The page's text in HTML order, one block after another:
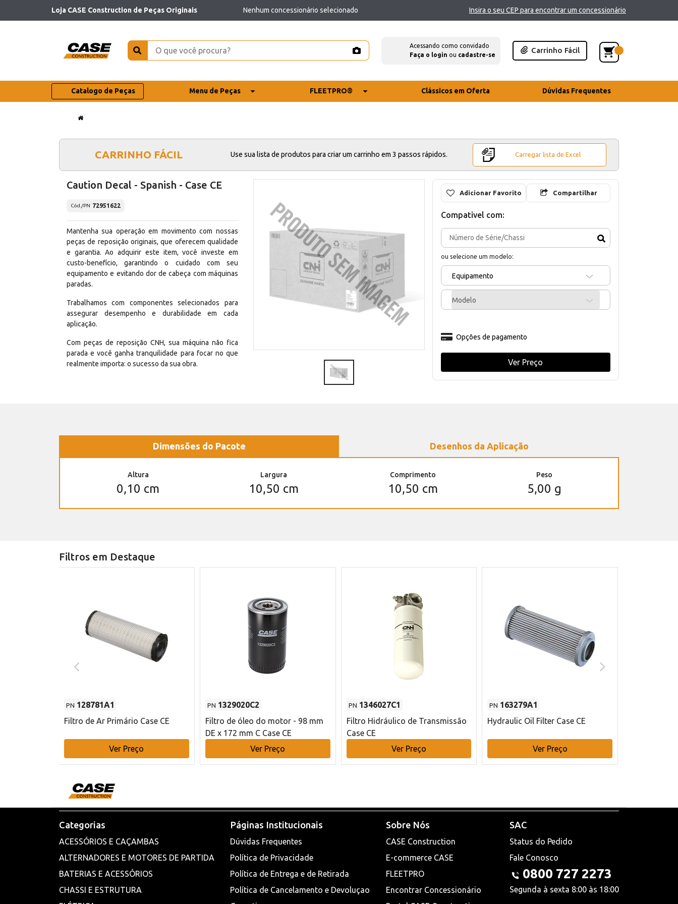
Loja CASE Construction de Peças Originais Nenhum concessionário selecionado Insira o seu CEP para encontrar um concessionário
Acessando como convidado
Faça o login ou cadastre-se
Carrinho Fácil
Catalogo de Peças Menu de Peças FLEETPRO® Clássicos em Oferta Dúvidas Frequentes
CARRINHO FÁCIL Use sua lista de produtos para criar um carrinho em 3 passos rápidos. Carregar lista de Excel
Caution Decal - Spanish - Case CE
Cód./PN 72951622
Mantenha sua operação em movimento com nossas
peças de reposição originais, que oferecem qualidade
e garantia. Ao adquirir este item, você investe em
custo-benefício, garantindo o cuidado com seu
equipamento e evitando dor de cabeça com máquinas
paradas.
Trabalhamos com componentes selecionados para
assegurar desempenho e durabilidade em cada
aplicação.
Com peças de reposição CNH, sua máquina não fica
parada e você ganha tranquilidade para focar no que
realmente importa: o sucesso da sua obra.
Adicionar Favorito Compartilhar
Compativel com:
ou selecione um modelo:
Equipamento
Modelo
Opções de pagamento
Ver Preço
Dimensões do Pacote Desenhos da Aplicação
Altura
0,10 cm
Largura
10,50 cm
Comprimento
10,50 cm
Peso
5,00 g
Filtros em Destaque
PN 128781A1
Filtro de Ar Primário Case CE
Ver Preço
PN 1329020C2
Filtro de óleo do motor - 98 mm
DE x 172 mm C Case CE
Ver Preço
PN 1346027C1
Filtro Hidráulico de Transmissão
Case CE
Ver Preço
PN 163279A1
Hydraulic Oil Filter Case CE
Ver Preço
Categorias
ACESSÓRIOS E CAÇAMBAS
ALTERNADORES E MOTORES DE PARTIDA
BATERIAS E ACESSÓRIOS
CHASSI E ESTRUTURA
Páginas Institucionais
Dúvidas Frequentes
Política de Privacidade
Política de Entrega e de Retirada
Política de Cancelamento e Devoluçao
Sobre Nós
CASE Construction
E-commerce CASE
FLEETPRO
Encontrar Concessionário
SAC
Status do Pedido
Fale Conosco
0800 727 2273
Segunda à sexta 8:00 às 18:00